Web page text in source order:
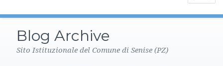
Blog Archive
Sito Istituzionale del Comune di Senise (PZ)